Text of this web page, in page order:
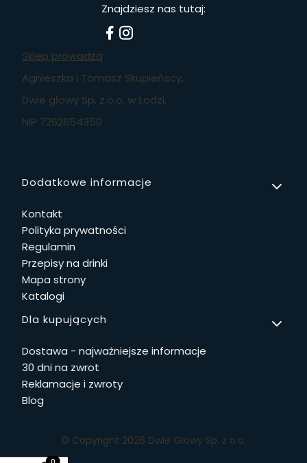
Znajdziesz nas tutaj:
Sklep prowadzą
Agnieszka i Tomasz Skupieńscy,
Dwie głowy Sp. z.o.o. w Łodzi,
NIP 7262654350
Linki w stopce
Dodatkowe informacje
Kontakt
Polityka prywatności
Regulamin
Przepisy na drinki
Mapa strony
Katalogi
Dla kupujących
Dostawa - najważniejsze informacje
30 dni na zwrot
Reklamacje i zwroty
Blog
© Copyright 2026 Dwie Głowy Sp. z o.o.